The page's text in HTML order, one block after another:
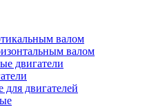
валом
валом
двигатели
двигателей